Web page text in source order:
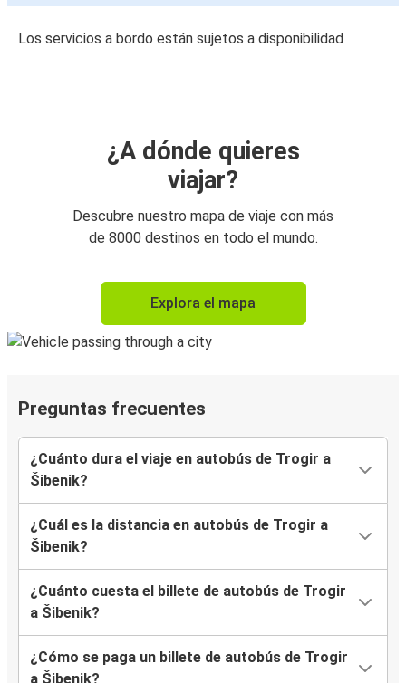
Los servicios a bordo están sujetos a disponibilidad
¿A dónde quieres
viajar?
Descubre nuestro mapa de viaje con más
de 8000 destinos en todo el mundo.
Explora el mapa
Preguntas frecuentes
¿Cuánto dura el viaje en autobús de Trogir a
Šibenik?
¿Cuál es la distancia en autobús de Trogir a
Šibenik?
¿Cuánto cuesta el billete de autobús de Trogir
a Šibenik?
¿Cómo se paga un billete de autobús de Trogir
a Šibenik?